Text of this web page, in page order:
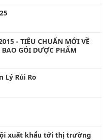
- TIÊU CHUẨN MỚI VỀ
GÓI DƯỢC PHẨM
Lý Rủi Ro
xuất khẩu tới thị trường